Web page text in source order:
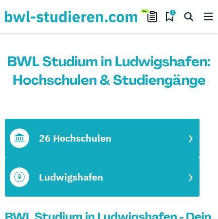
0
BWL Studium in Ludwigshafen:
Hochschulen & Studiengänge
Ludwigshafen
26 Hochschulen